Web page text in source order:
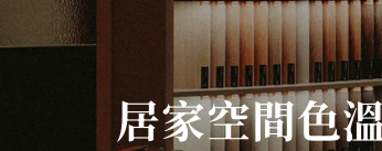
居家空間色